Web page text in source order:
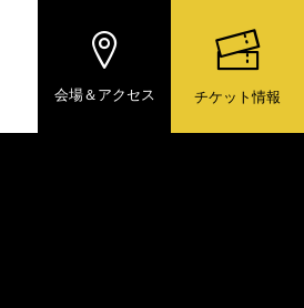
会場＆アクセス チケット情報